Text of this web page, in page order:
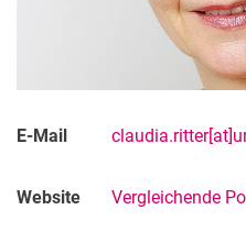
Dr. Corinna Krome
Ehemalige Mitarbeitende
E-Mail
Website Vergleichende